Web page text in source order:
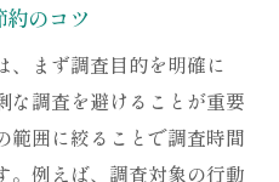
る兵庫探偵の実力とは
えた賢い依頼方法
庫探偵と共に実現する
のコツ
、まず調査目的を明確に
な調査を避けることが重要
範囲に絞ることで調査時間
。例えば、調査対象の行動